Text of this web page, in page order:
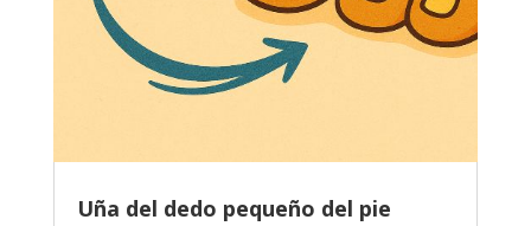
Uña del dedo pequeño del pie